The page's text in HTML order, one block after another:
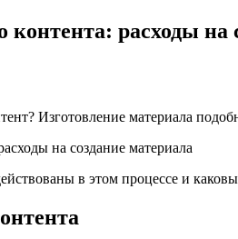
контента: расходы на
Изготовление материала
в этом процессе и